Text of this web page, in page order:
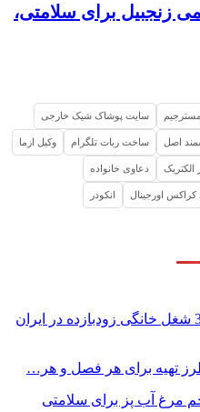
50 فایده علمی زنجبیل برای سلامتی،
سایت پوشاک شیک خارجی
اصل ساخت ربات تلگرام وکیل ازما
الکتریک دعاوی خانواده
کراکس اورجینال انکودر
لیست مشاغل خانگی: فهرست 340 شغل خانگی زودبازده در ایران